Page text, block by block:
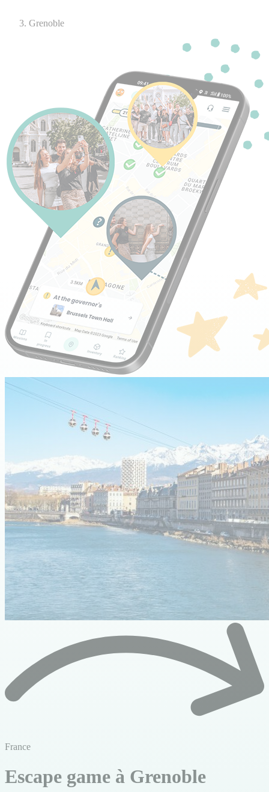
Grenoble
France
Escape game à Grenoble